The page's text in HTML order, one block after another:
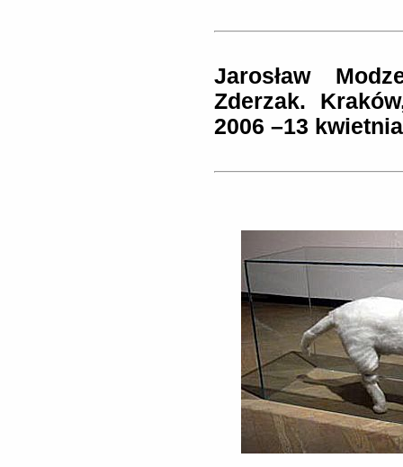
Jarosław
Zderzak.
2006 –13